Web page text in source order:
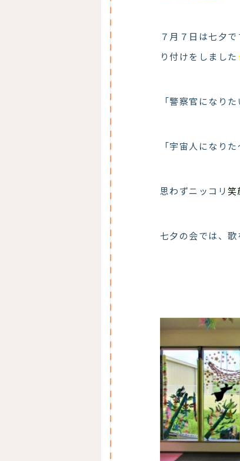
７月７日は七夕
り付けをしました
「警察官になり
「宇宙人になり
思わずニッコリ笑
七夕の会では、